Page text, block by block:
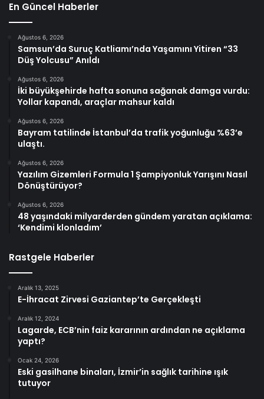
En Güncel Haberler
Ağustos 6, 2026
Samsun’da Suruç Katliamı’nda Yaşamını Yitiren “33
Düş Yolcusu” Anıldı
Ağustos 6, 2026
İki büyükşehirde hafta sonuna sağanak damga vurdu:
Yollar kapandı, araçlar mahsur kaldı
Ağustos 6, 2026
Bayram tatilinde İstanbul’da trafik yoğunluğu %63’e
ulaştı.
Ağustos 6, 2026
Yazılım Gizemleri Formula 1 Şampiyonluk Yarışını Nasıl
Dönüştürüyor?
Ağustos 6, 2026
48 yaşındaki milyarderden gündem yaratan açıklama:
‘Kendimi klonladım’
Rastgele Haberler
Aralık 13, 2025
E-İhracat Zirvesi Gaziantep’te Gerçekleşti
Aralık 12, 2024
Lagarde, ECB’nin faiz kararının ardından ne açıklama
yaptı?
Ocak 24, 2026
Eski gasilhane binaları, İzmir’in sağlık tarihine ışık
tutuyor